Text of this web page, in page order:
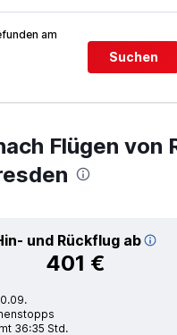
am
Suchen
Flügen von
und Rückflug ab
401 €
36:35 Std.